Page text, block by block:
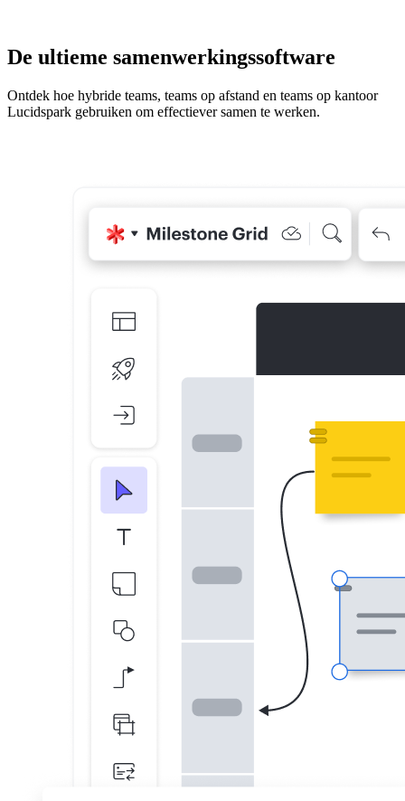
De ultieme samenwerkingssoftware
Ontdek hoe hybride teams, teams op afstand en teams op kantoor
Lucidspark gebruiken om effectiever samen te werken.